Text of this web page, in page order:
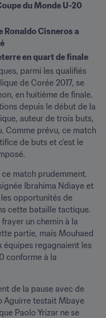
du Monde U-20
Ronaldo Cisneros a
en quart de finale
parmi les qualifiés
de Corée 2017, se
en huitième de finale.
depuis le début de la
auteur de trois buts,
Comme prévu, ce match
de buts et c’est le
match prudemment.
Ibrahima Ndiaye et
les opportunités de
cette bataille tactique.
un chemin à la
partie, mais Mouhaed
équipes regagnaient les
conforme à la
de la pause avec de
Aguirre testait Mbaye
Paolo Yrizar ne se